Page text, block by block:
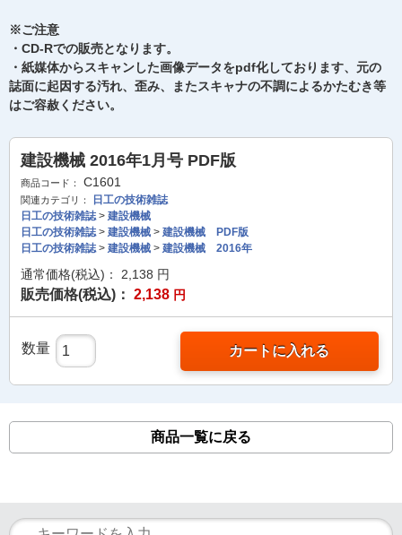
※ご注意
・CD-Rでの販売となります。
・紙媒体からスキャンした画像データをpdf化しております、元の
誌面に起因する汚れ、歪み、またスキャナの不調によるかたむき等
はご容赦ください。
建設機械 2016年1月号 PDF版
商品コード： C1601
関連カテゴリ：
日工の技術雑誌
日工の技術雑誌> 建設機械
日工の技術雑誌> 建設機械 > 建設機械 PDF版
日工の技術雑誌> 建設機械 > 建設機械 2016年
通常価格(税込)： 2,138 円
販売価格(税込)： 2,138 円
数量 カートに入れる
商品一覧に戻る